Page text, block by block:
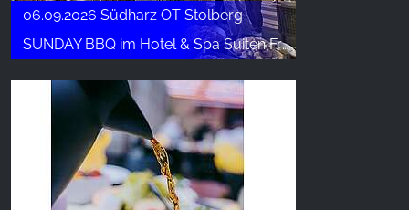
06.09.2026 Südharz OT Stolberg
SUNDAY BBQ im Hotel & Spa Suiten FreiWerk